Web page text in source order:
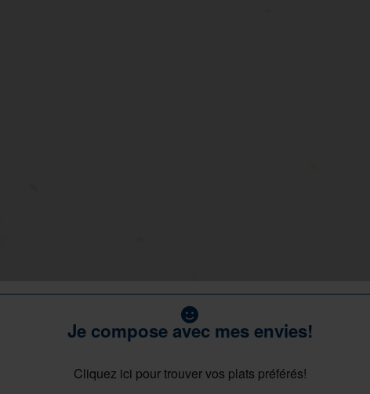
Je compose avec mes envies!
Cliquez ici pour trouver vos plats préférés!